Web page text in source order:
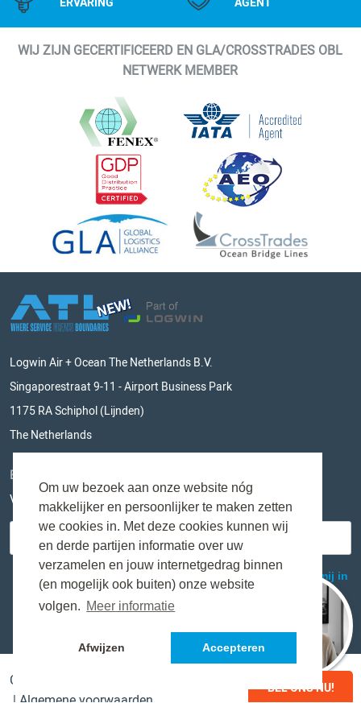
Om uw bezoek aan onze website nóg
makkelijker en persoonlijker te maken zetten
we cookies in. Met deze cookies kunnen wij
en derde partijen informatie over uw
verzamelen en jouw internetgedrag binnen
(en mogelijk ook buiten) onze website
volgen. Meer informatie
Afwijzen Accepteren
WIJ ZIJN GECERTIFICEERD EN GLA/CROSSTRADES OBL
NETWERK MEMBER
BEL ONS NU!
Logwin Air + Ocean The Netherlands B.V.
Singaporestraat 9-11 - Airport Business Park
1175 RA Schiphol (Lijnden)
The Netherlands
BLIJF OP DE HOOGTE
Vul hieronder je e-mailadres in en mis niks meer!
Copyright © Logwin Air + Ocean The Netherlands B.V.